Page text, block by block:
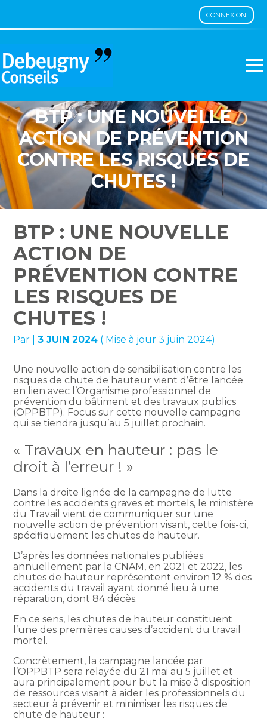
CONNEXION
Aller
au
BTP : UNE NOUVELLE
ACTION DE PRÉVENTION
CONTRE LES RISQUES DE
CHUTES !
BTP : UNE NOUVELLE
ACTION DE
PRÉVENTION CONTRE
LES RISQUES DE
CHUTES !
Par |3 JUIN 2024 ( Mise à jour 3 juin 2024)
Une nouvelle action de sensibilisation contre les
risques de chute de hauteur vient d’être lancée
en lien avec l’Organisme professionnel de
prévention du bâtiment et des travaux publics
(OPPBTP). Focus sur cette nouvelle campagne
qui se tiendra jusqu’au 5 juillet prochain.
« Travaux en hauteur : pas le
droit à l’erreur ! »
Dans la droite lignée de la campagne de lutte
contre les accidents graves et mortels, le ministère
du Travail vient de communiquer sur une
nouvelle action de prévention visant, cette fois-ci,
spécifiquement les chutes de hauteur.
D’après les données nationales publiées
annuellement par la CNAM, en 2021 et 2022, les
chutes de hauteur représentent environ 12 % des
accidents du travail ayant donné lieu à une
réparation, dont 84 décès.
En ce sens, les chutes de hauteur constituent
l’une des premières causes d’accident du travail
mortel.
Concrètement, la campagne lancée par
l’OPPBTP sera relayée du 21 mai au 5 juillet et
aura principalement pour but la mise à disposition
de ressources visant à aider les professionnels du
secteur à prévenir et minimiser les risques de
chute de hauteur :